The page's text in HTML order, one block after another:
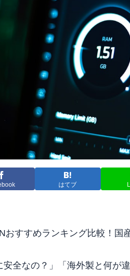
はてブ
おすすめランキング比較！
安全なの？」「海外製と何が